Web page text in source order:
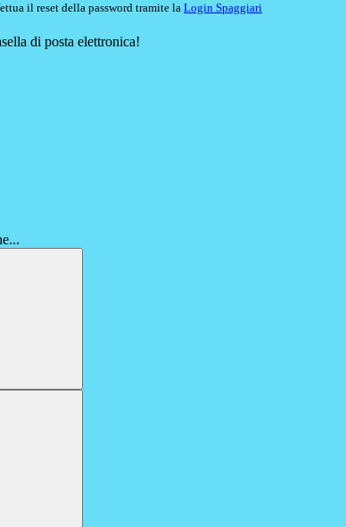
il reset della password tramite la Login Spaggiari
di posta elettronica!